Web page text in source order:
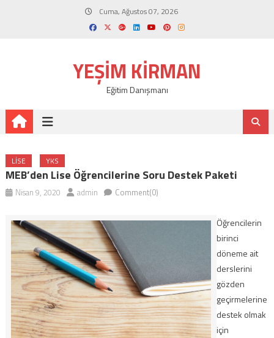
Cuma, Ağustos 07, 2026
YEŞIM KIRMAN
Eğitim Danışmanı
LISE YKS
MEB’den Lise Öğrencilerine Soru Destek Paketi
Nisan 9, 2020 admin Comment(0)
Öğrencilerin
birinci
döneme ait
derslerini
gözden
geçirmelerine
destek olmak
için